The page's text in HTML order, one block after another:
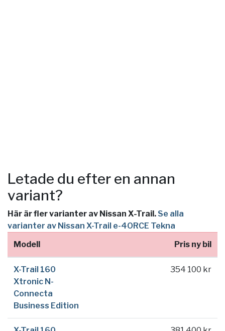
Letade du efter en annan
variant?
Här är fler varianter av Nissan X-Trail. Se alla
varianter av Nissan X-Trail e-4ORCE Tekna
Modell
Pris ny bil
X-Trail 160
Xtronic N-
Connecta
Business Edition
354 100 kr